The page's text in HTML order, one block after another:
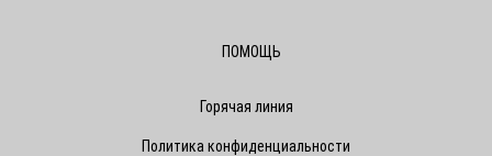
ПОМОЩЬ
Горячая линия
Политика конфиденциальности